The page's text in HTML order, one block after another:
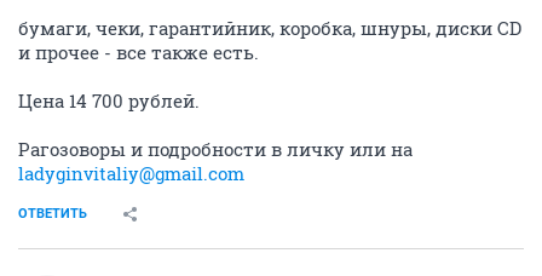
бумаги, чеки, гарантийник, коробка, шнуры, диски CD
и прочее - все также есть.
Цена 14 700 рублей.
Рагозоворы и подробности в личку или на
ladyginvitaliy@gmail.com
ОТВЕТИТЬ